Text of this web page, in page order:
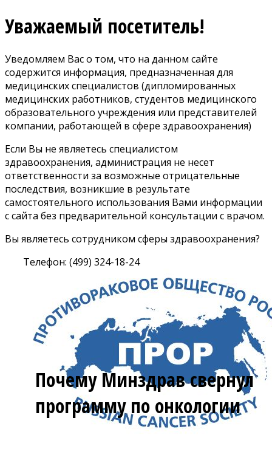
Уважаемый посетитель!
Уведомляем Вас о том, что на данном сайте
содержится информация, предназначенная для
медицинских специалистов (дипломированных
медицинских работников, студентов медицинского
образовательного учреждения или представителей
компании, работающей в сфере здравоохранения)
Если Вы не являетесь специалистом
здравоохранения, администрация не несет
ответственности за возможные отрицательные
последствия, возникшие в результате
самостоятельного использования Вами информации
с сайта без предварительной консультации с врачом.
Вы являетесь сотрудником сферы здравоохранения?
Телефон: (499) 324-18-24
Почему Минздрав свернул
программу по онкологии